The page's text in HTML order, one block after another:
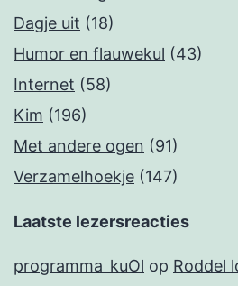
Dagje uit (18)
Humor en flauwekul (43)
Internet (58)
Kim (196)
Met andere ogen (91)
Verzamelhoekje (147)
Laatste lezersreacties
programma_kuOl op Roddel